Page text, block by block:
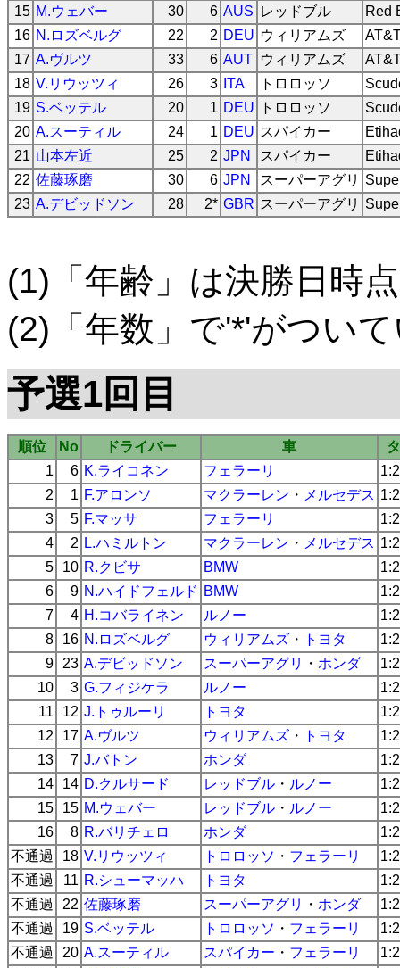
15 M.ウェバー 30 6 AUS レッドブル
Red
16 N.ロズベルグ 22 2 DEU ウィリアムズ
17 A.ヴルツ 33 6 AUT ウィリアムズ
18 V.リウッツィ 26 3 ITA トロロッソ
19 S.ベッテル 20 1 DEU トロロッソ
20 A.スーティル 24 1 DEU スパイカー
21 山本左近 25 2 JPN スパイカー
22 佐藤琢磨 30 6 JPN スーパーアグリ
23 A.デビッドソン 28 2* GBR スーパーアグリ
(1)「年齢」は決勝日時点
(2)「年数」で'*'がつい
予選1回目
順位 No ドライバー 車
1
6 K.ライコネン フェラーリ
2
1 F.アロンソ マクラーレン ・ メルセデス
3
5 F.マッサ フェラーリ
4
2 L.ハミルトン マクラーレン ・ メルセデス
5
10 R.クビサ BMW
6
9 N.ハイドフェルド BMW
7
4 H.コバライネン ルノー
8
16 N.ロズベルグ ウィリアムズ ・ トヨタ
9
23 A.デビッドソン スーパーアグリ ・ ホンダ
10
3 G.フィジケラ ルノー
11
12 J.トゥルーリ トヨタ
12
17 A.ヴルツ ウィリアムズ ・ トヨタ
13
7 J.バトン ホンダ
14
14 D.クルサード レッドブル ・ ルノー
15
15 M.ウェバー レッドブル ・ ルノー
16
8 R.バリチェロ ホンダ
不通過
18 V.リウッツィ トロロッソ ・ フェラーリ
不通過
11 R.シューマッハ トヨタ
不通過
22 佐藤琢磨 スーパーアグリ ・ ホンダ
不通過
19 S.ベッテル トロロッソ ・ フェラーリ
不通過
20 A.スーティル スパイカー ・ フェラーリ